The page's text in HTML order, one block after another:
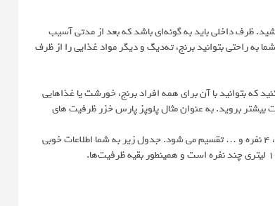
ظرف داخلی باید به گونه‌ای باشد که بعد از مدتی آسیب
راحتی بتوانید برنج، ته‌دیگ و دیگر مواد غذایی را از ظرف
که بتوانید با آن برای همه افراد برنج، خورشت یا غذاهایی
بیشتر بروید. به عنوان مثال پلوپز پارس خزر ظرفیت های
انواع سایز پلوپز با توجه به برند آن متفاوت است و براساس تعداد نفرات به تک نفره، دو نفره، 4 نفره و … تقسیم می شود. جدول زیر به شما اطلاعات خوبی